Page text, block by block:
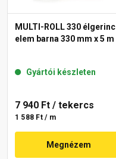
MULTI-ROLL 330 élgerinc
elem barna 330 mm x 5 m
Gyártói készleten
7 940 Ft / tekercs
1 588 Ft / m
Megnézem